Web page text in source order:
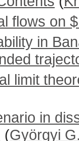
flows on
in
limit
in
(Györgyi